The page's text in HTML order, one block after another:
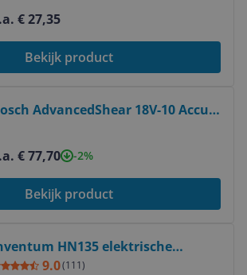
€ 27,35
Bekijk product
AdvancedShear 18V-10 Accu
€ 77,70
-2%
Bekijk product
HN135 elektrische
- 1 persoons - Fleece -
9.0(111)